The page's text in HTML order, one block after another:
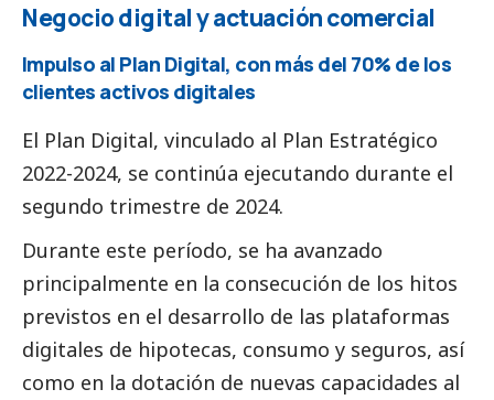
Negocio digital y actuación comercial
Impulso al Plan Digital, con más del 70% de los
clientes activos digitales
El Plan Digital, vinculado al Plan Estratégico
2022-2024, se continúa ejecutando durante el
segundo trimestre de 2024.
Durante este período, se ha avanzado
principalmente en la consecución de los hitos
previstos en el desarrollo de las plataformas
digitales de hipotecas, consumo y seguros, así
como en la dotación de nuevas capacidades al